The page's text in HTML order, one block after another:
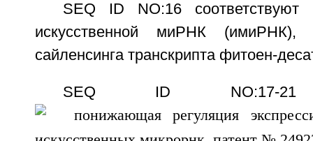
SEQ ID NO:16 соответствуют
искусственной миРНК (имиРНК),
сайленсинга транскрипта фитоен-
SEQ ID NO:17-21